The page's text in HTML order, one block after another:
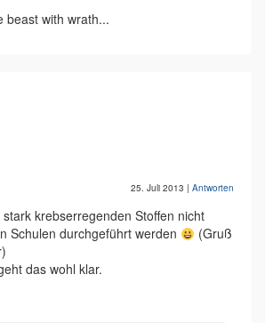
beast with wrath...
25. Juli 2013 | Antworten
krebserregenden Stoffen nicht
Schulen durchgeführt werden
(Gruß
das wohl klar.